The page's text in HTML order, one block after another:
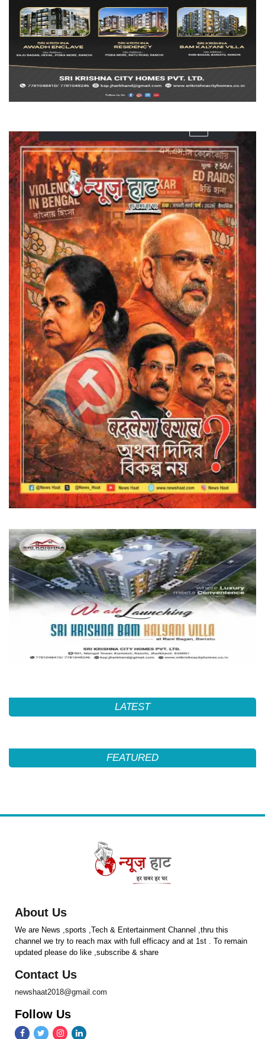
LATEST
FEATURED
About Us
We are News ,sports ,Tech & Entertainment Channel ,thru this
channel we try to reach max with full efficacy and at 1st . To remain
updated please do like ,subscribe & share
Contact Us
newshaat2018@gmail.com
Follow Us